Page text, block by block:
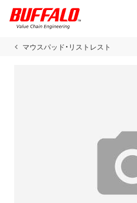
マウスパッド・リストレスト